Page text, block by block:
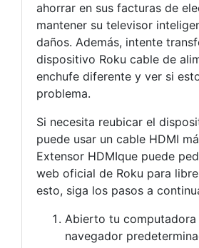
ahorrar en sus facturas de
mantener su televisor
daños. Además, intente
dispositivo Roku cable de
enchufe diferente y ver si
problema.
Si necesita reubicar el
puede usar un cable HDMI
Extensor HDMIque puede
web oficial de Roku para
esto, siga los pasos a
Abierto tu computadora
navegador